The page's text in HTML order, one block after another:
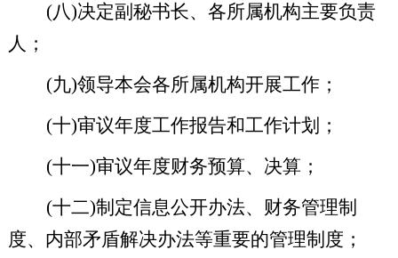
(八)决定副秘书长、各所属机构主要负责
人；
(九)领导本会各所属机构开展工作；
(十)审议年度工作报告和工作计划；
(十一)审议年度财务预算、决算；
(十二)制定信息公开办法、财务管理制
度、内部矛盾解决办法等重要的管理制度；